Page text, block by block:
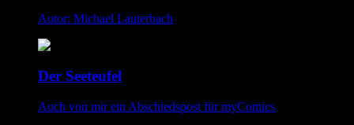
Autor: Michael Lauterbach
Der Seeteufel
Auch von mir ein Abschiedspost für myComics